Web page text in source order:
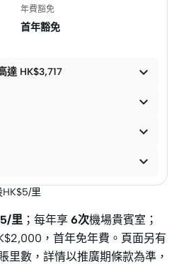
年費豁免
首年豁免
達 HK$3,717 



里
里 ；每年享 6次機場貴賓室；
，首年免年費。頁面另有
里數，詳情以推廣期條款為準，